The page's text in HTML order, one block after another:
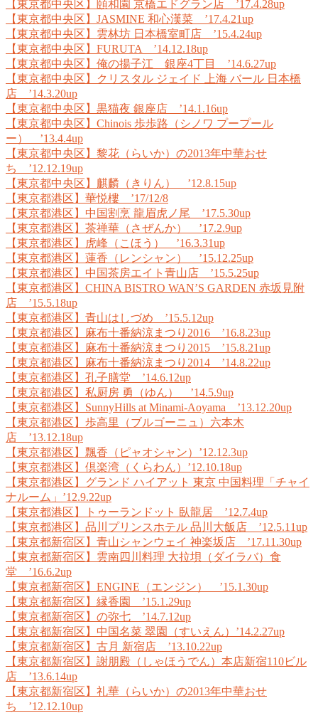
【東京都中央区】頤和園 京橋エドグラン店 ’17.4.28up
【東京都中央区】JASMINE 和心漢菜 ’17.4.21up
【東京都中央区】雲林坊 日本橋室町店 ’15.4.24up
【東京都中央区】FURUTA ’14.12.18up
【東京都中央区】俺の揚子江 銀座4丁目 ’14.6.27up
【東京都中央区】クリスタル ジェイド 上海 バール 日本橋
店 ’14.3.20up
【東京都中央区】黒猫夜 銀座店 ’14.1.16up
【東京都中央区】Chinois 歩歩路（シノワ プープール
ー） ’13.4.4up
【東京都中央区】黎花（らいか）の2013年中華おせ
ち ’12.12.19up
【東京都中央区】麒麟（きりん） ’12.8.15up
【東京都港区】華悦樓 ’17/12/8
【東京都港区】中国割烹 龍眉虎ノ尾 ’17.5.30up
【東京都港区】茶禅華（さぜんか） ’17.2.9up
【東京都港区】虎峰（こほう） ’16.3.31up
【東京都港区】蓮香（レンシャン） ’15.12.25up
【東京都港区】中国茶房エイト青山店 ’15.5.25up
【東京都港区】CHINA BISTRO WAN’S GARDEN 赤坂見附
店 ’15.5.18up
【東京都港区】青山はしづめ ’15.5.12up
【東京都港区】麻布十番納涼まつり2016 ’16.8.23up
【東京都港区】麻布十番納涼まつり2015 ’15.8.21up
【東京都港区】麻布十番納涼まつり2014 ’14.8.22up
【東京都港区】孔子膳堂 ’14.6.12up
【東京都港区】私厨房 勇（ゆん） ’14.5.9up
【東京都港区】SunnyHills at Minami-Aoyama ’13.12.20up
【東京都港区】歩高里（ブルゴーニュ）六本木
店 ’13.12.18up
【東京都港区】飄香（ピャオシャン）’12.12.3up
【東京都港区】倶楽湾（くらわん）’12.10.18up
【東京都港区】グランド ハイアット 東京 中国料理「チャイ
ナルーム」’12.9.22up
【東京都港区】トゥーランドット 臥龍居 ’12.7.4up
【東京都港区】品川プリンスホテル 品川大飯店 ’12.5.11up
【東京都新宿区】青山シャンウェイ 神楽坂店 ’17.11.30up
【東京都新宿区】雲南四川料理 大拉垻（ダイラバ）食
堂 ’16.6.2up
【東京都新宿区】ENGINE（エンジン） ’15.1.30up
【東京都新宿区】縁香園 ’15.1.29up
【東京都新宿区】の弥七 ’14.7.12up
【東京都新宿区】中国名菜 翠園（すいえん）’14.2.27up
【東京都新宿区】古月 新宿店 ’13.10.22up
【東京都新宿区】謝朋殿（しゃほうでん）本店新宿110ビル
店 ’13.6.14up
【東京都新宿区】礼華（らいか）の2013年中華おせ
ち ’12.12.10up